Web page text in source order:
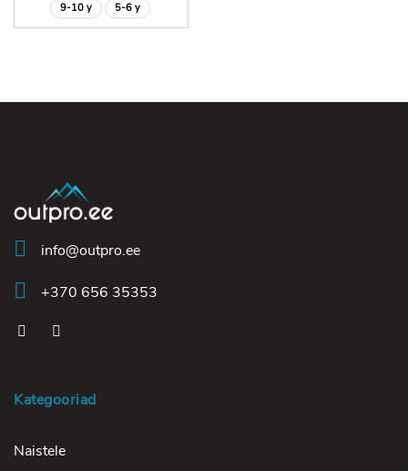
9-10 y 5-6 y
info@outpro.ee
+370 656 35353
Kategooriad
Naistele